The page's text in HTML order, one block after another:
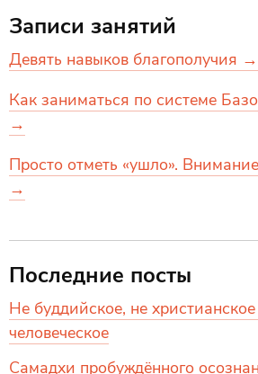
Записи занятий
Девять навыков благополучия →
Как заниматься по системе
→
Просто отметь «ушло».
→
Последние посты
Не буддийское, не
человеческое
Самадхи пробуждённого